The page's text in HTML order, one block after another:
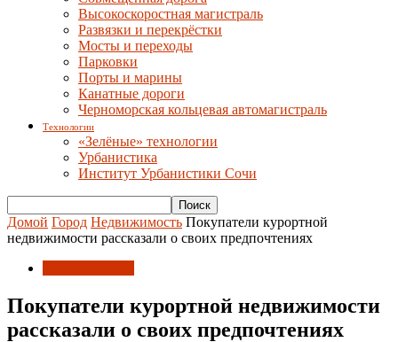
Высокоскоростная магистраль
Развязки и перекрёстки
Мосты и переходы
Парковки
Порты и марины
Канатные дороги
Черноморская кольцевая автомагистраль
Технологии
«Зелёные» технологии
Урбанистика
Институт Урбанистики Сочи
Домой Город Недвижимость Покупатели курортной
недвижимости рассказали о своих предпочтениях
Покупатели курортной недвижимости
рассказали о своих предпочтениях